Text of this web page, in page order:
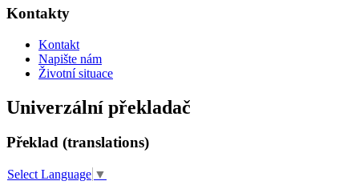
Kontakty
Kontakt
Napište nám
Životní situace
Univerzální překladač
Překlad (translations)
Select Language ▼